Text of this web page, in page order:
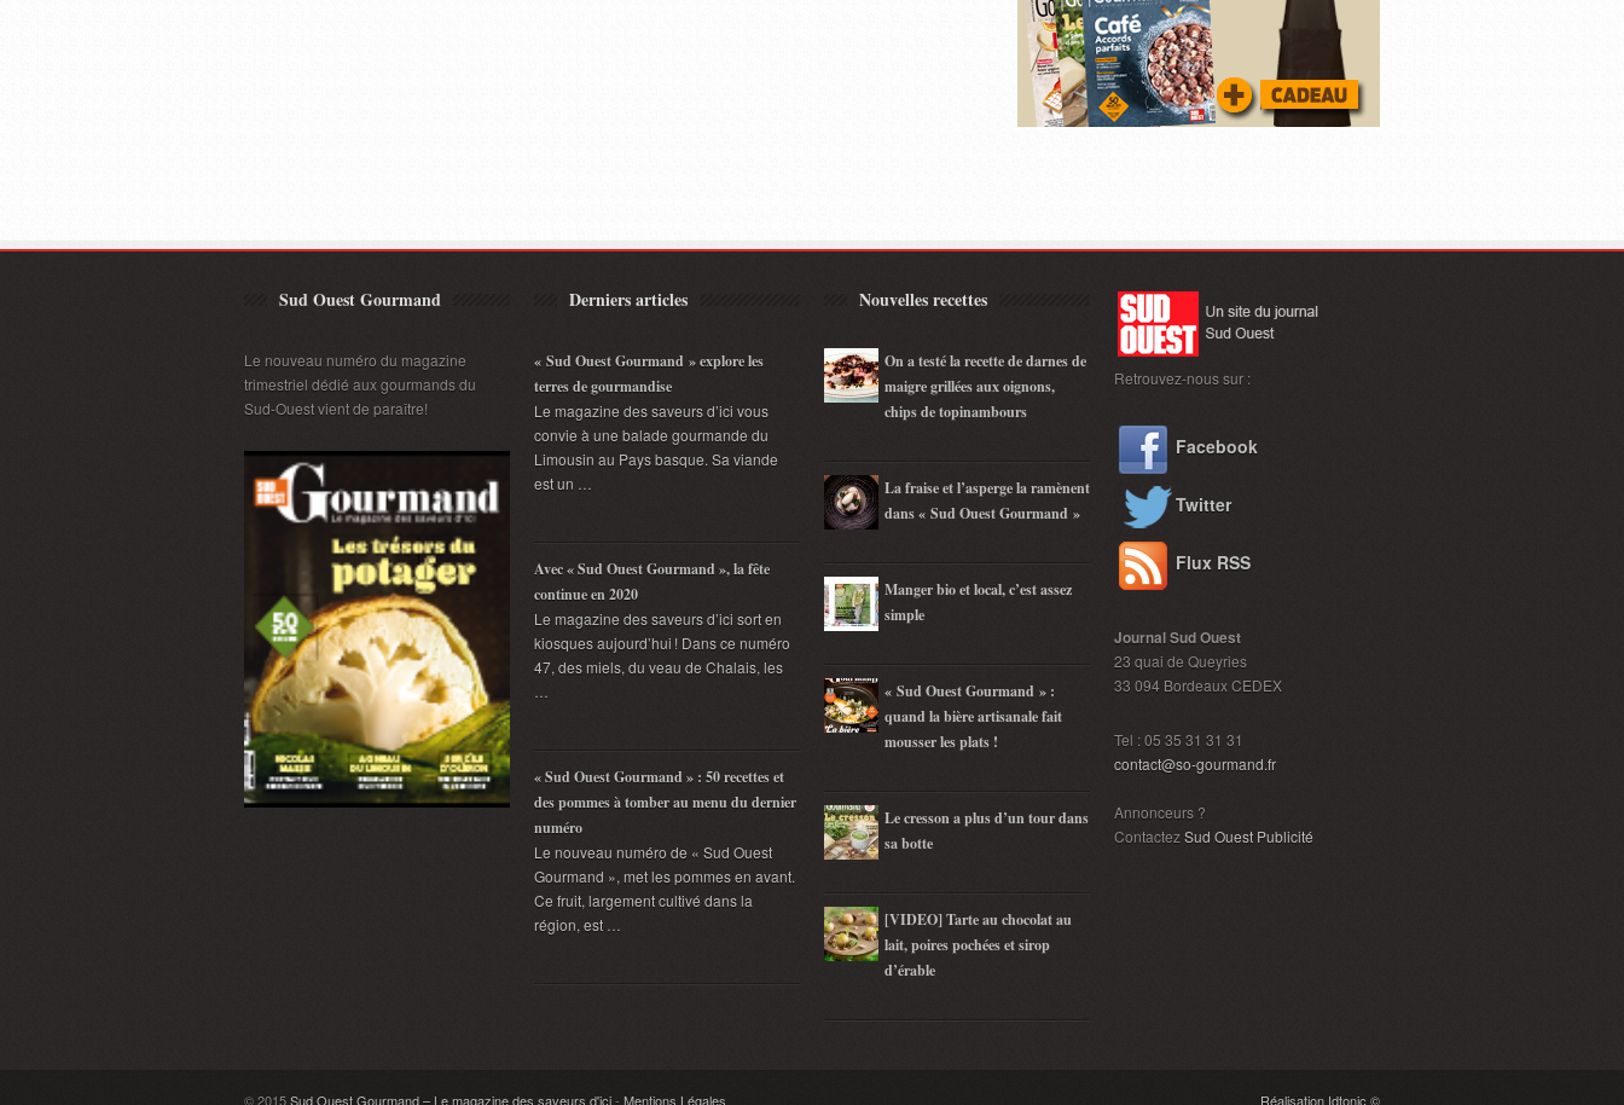
Sud Ouest Gourmand
Le nouveau numéro du magazine
trimestriel dédié aux gourmands du
Sud-Ouest vient de paraître!
Derniers articles
« Sud Ouest Gourmand » explore les
terres de gourmandise
Le magazine des saveurs d’ici vous
convie à une balade gourmande du
Limousin au Pays basque. Sa viande
est un …
Avec « Sud Ouest Gourmand », la fête
continue en 2020
Le magazine des saveurs d’ici sort en
kiosques aujourd’hui ! Dans ce numéro
47, des miels, du veau de Chalais, les
…
« Sud Ouest Gourmand » : 50 recettes et
des pommes à tomber au menu du dernier
numéro
Le nouveau numéro de « Sud Ouest
Gourmand », met les pommes en avant.
Ce fruit, largement cultivé dans la
région, est …
Nouvelles recettes
On a testé la recette de darnes de
maigre grillées aux oignons,
chips de topinambours
La fraise et l’asperge la ramènent
dans « Sud Ouest Gourmand »
Manger bio et local, c’est assez
simple
« Sud Ouest Gourmand » :
quand la bière artisanale fait
mousser les plats !
Le cresson a plus d’un tour dans
sa botte
[VIDEO] Tarte au chocolat au
lait, poires pochées et sirop
d’érable
Retrouvez-nous sur :
Facebook
Twitter
Flux RSS
Journal Sud Ouest
23 quai de Queyries
33 094 Bordeaux CEDEX
Tel : 05 35 31 31 31
contact@so-gourmand.fr
Annonceurs ?
ContactezSud Ouest Publicité
© 2015Sud Ouest Gourmand – Le magazine des saveurs d'ici- Mentions Légales Réalisation Idtonic ©